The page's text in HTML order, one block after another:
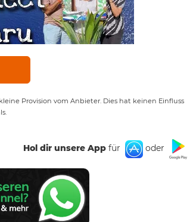
Provision vom Anbieter. Dies hat keinen Einfluss
Hol dir unsere App für oder